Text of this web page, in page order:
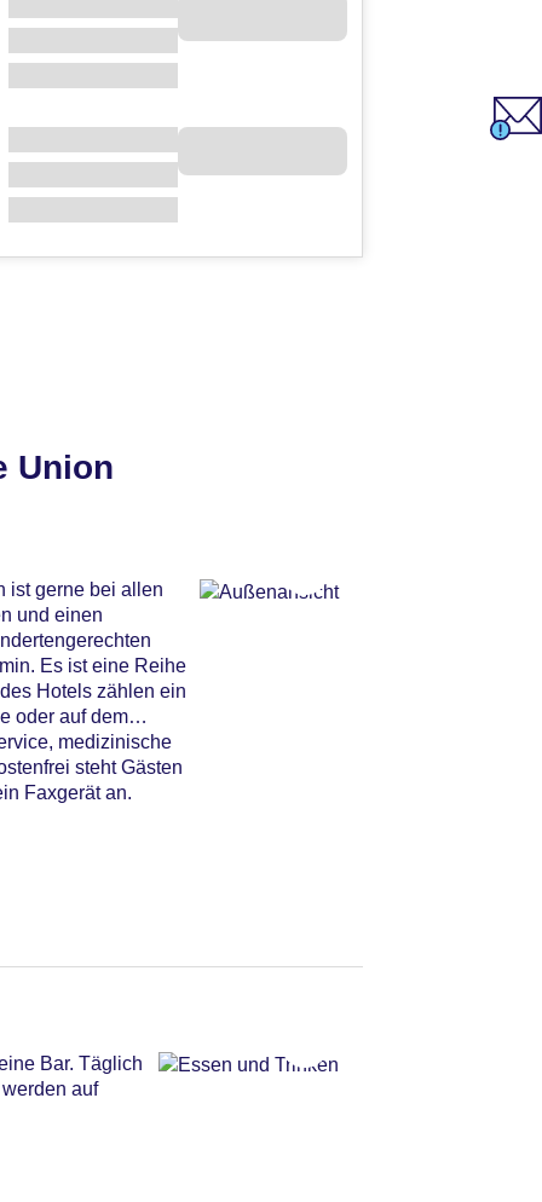
Union
ist gerne bei allen
und einen
Es ist eine Reihe
Hotels zählen ein
oder auf dem
medizinische
steht Gästen
Faxgerät an.
Bar. Täglich
auf